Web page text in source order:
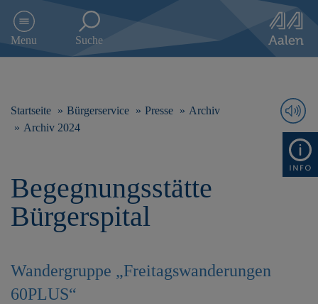
e
Menu Suche
Startseite Bürgerservice Presse
Archiv
Archiv 2024
Begegnungsstätte
Bürgerspital
Wandergruppe „Freitagswanderungen
60PLUS“